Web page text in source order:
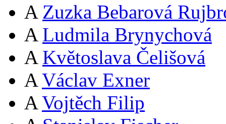
A Zuzka Bebarová
A Ludmila Brynychová
A Květoslava Čelišová
A Václav Exner
A Vojtěch Filip